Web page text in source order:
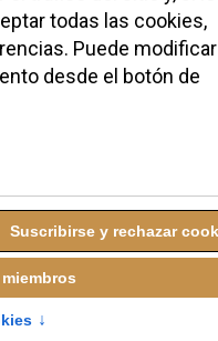
y menos